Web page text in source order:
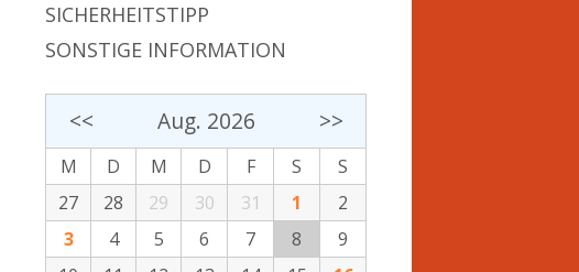
SICHERHEITSTIPP
SONSTIGE INFORMATION
<< Aug. 2026 >>
M D M D F S
S
27
28 29 30 31 1
2
3
4 5 6 7 8
9